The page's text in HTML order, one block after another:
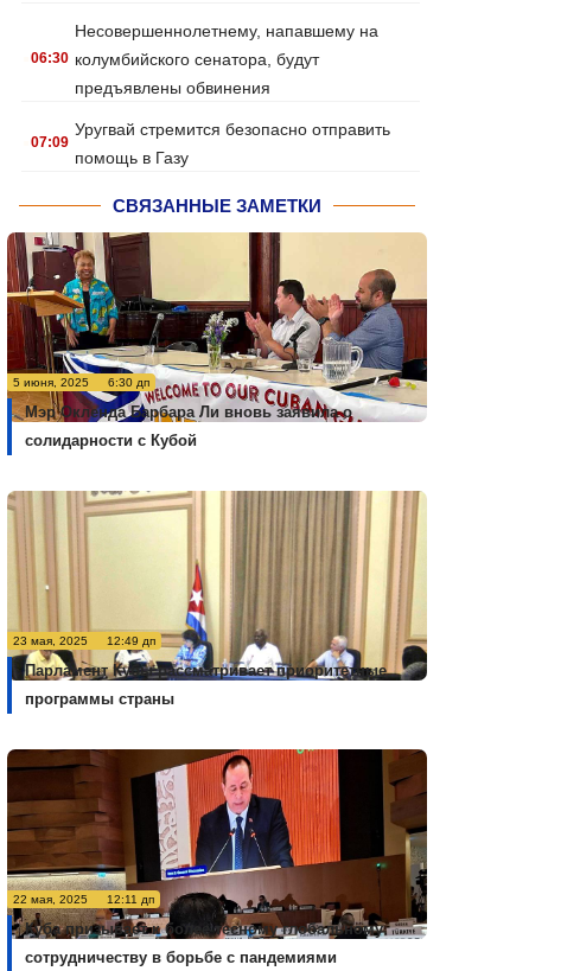
.06:30
Несовершеннолетнему, напавшему на
колумбийского сенатора, будут
предъявлены обвинения
.07:09
Уругвай стремится безопасно отправить
помощь в Газу
СВЯЗАННЫЕ ЗАМЕТКИ
5 июня, 2025 6:30 дп
Мэр Окленда Барбара Ли вновь заявила о
солидарности с Кубой
23 мая, 2025 12:49 дп
Парламент Кубы рассматривает приоритетные
программы страны
22 мая, 2025 12:11 дп
Куба призывает к более тесному глобальному
сотрудничеству в борьбе с пандемиями